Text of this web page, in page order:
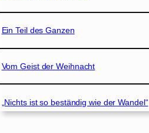
Ein Teil des Ganzen
Vom Geist der Weihnacht
„Nichts ist so beständig wie der Wandel“